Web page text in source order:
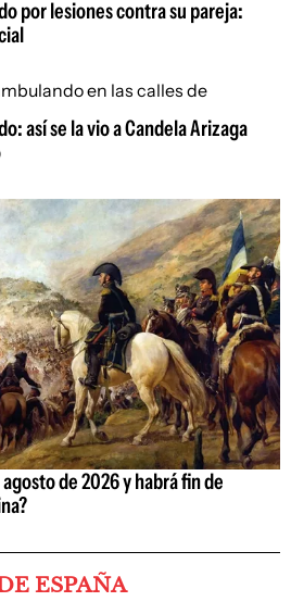
por lesiones contra su pareja:
así se la vio a Candela Arizaga
de 2026 y habrá fin de
ESPAÑA